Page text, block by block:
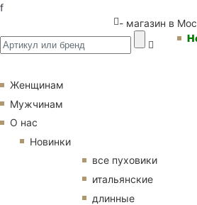
f
- магазин в
Женщинам
Мужчинам
О нас
Новинки
все пуховики
итальянские
длинные